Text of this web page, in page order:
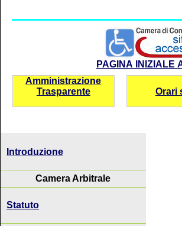
PAGINA INIZIALE
Amministrazione
Trasparente
Orari
Introduzione
Camera Arbitrale
Statuto